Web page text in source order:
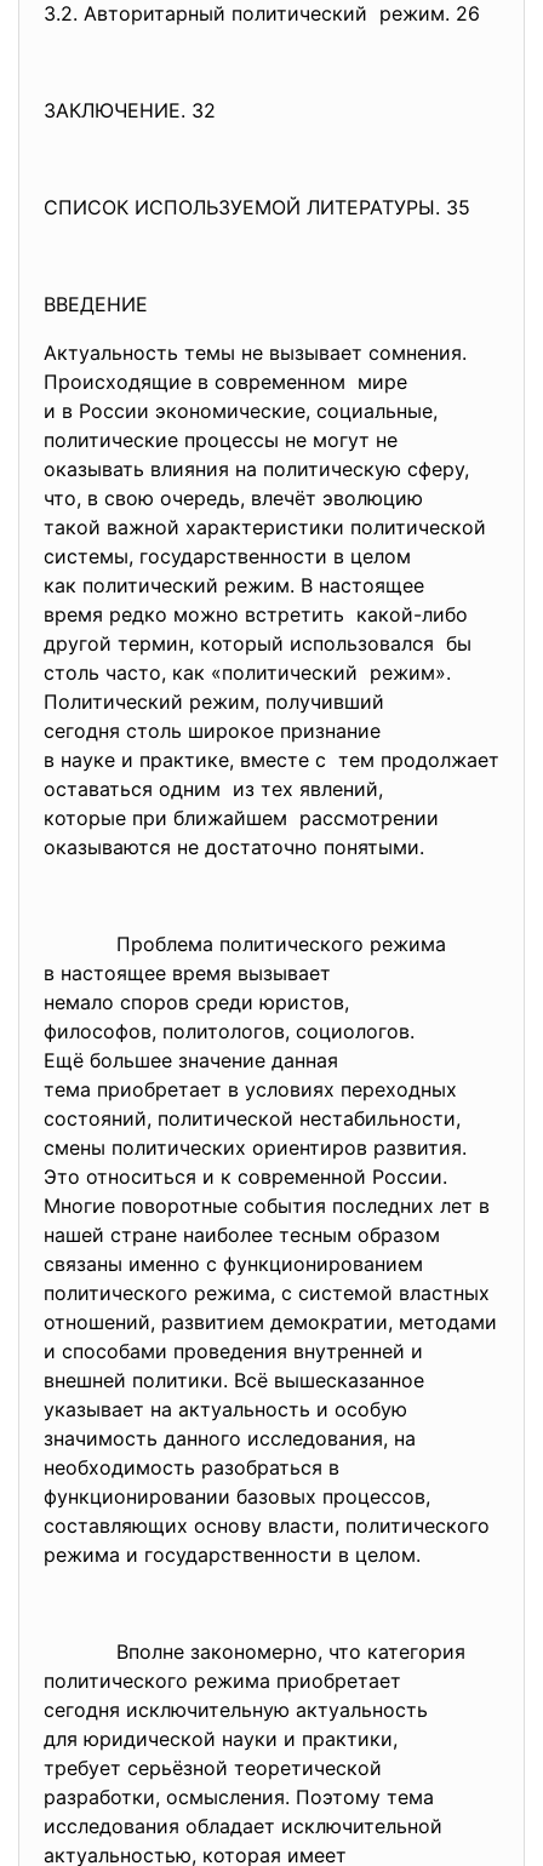
3.2. Авторитарный политический режим. 26
ЗАКЛЮЧЕНИЕ. 32
СПИСОК ИСПОЛЬЗУЕМОЙ ЛИТЕРАТУРЫ. 35
ВВЕДЕНИЕ
Актуальность темы не вызывает сомнения.
Происходящие в современном мире
и в России экономические, социальные,
политические процессы не могут не
оказывать влияния на политическую сферу,
что, в свою очередь, влечёт эволюцию
такой важной характеристики политической
системы, государственности в целом
как политический режим. В настоящее
время редко можно встретить какой-либо
другой термин, который использовался бы
столь часто, как «политический режим».
Политический режим, получивший
сегодня столь широкое признание
в науке и практике, вместе с тем продолжает
оставаться одним из тех явлений,
которые при ближайшем рассмотрении
оказываются не достаточно понятыми.
Проблема политического режима
в настоящее время вызывает
немало споров среди юристов,
философов, политологов, социологов.
Ещё большее значение данная
тема приобретает в условиях переходных
состояний, политической нестабильности,
смены политических ориентиров развития.
Это относиться и к современной России.
Многие поворотные события последних лет в
нашей стране наиболее тесным образом
связаны именно с функционированием
политического режима, с системой властных
отношений, развитием демократии, методами
и способами проведения внутренней и
внешней политики. Всё вышесказанное
указывает на актуальность и особую
значимость данного исследования, на
необходимость разобраться в
функционировании базовых процессов,
составляющих основу власти, политического
режима и государственности в целом.
Вполне закономерно, что категория
политического режима приобретает
сегодня исключительную актуальность
для юридической науки и практики,
требует серьёзной теоретической
разработки, осмысления. Поэтому тема
исследования обладает исключительной
актуальностью, которая имеет